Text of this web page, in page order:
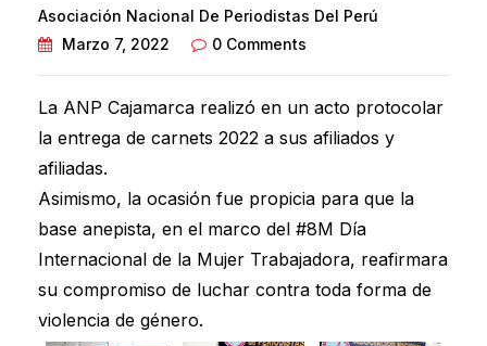
Asociación Nacional De Periodistas Del Perú
Marzo 7, 2022
0 Comments
La ANP Cajamarca realizó en un acto protocolar
la entrega de carnets 2022 a sus afiliados y
afiliadas.
Asimismo, la ocasión fue propicia para que la
base anepista, en el marco del #8M Día
Internacional de la Mujer Trabajadora, reafirmara
su compromiso de luchar contra toda forma de
violencia de género.